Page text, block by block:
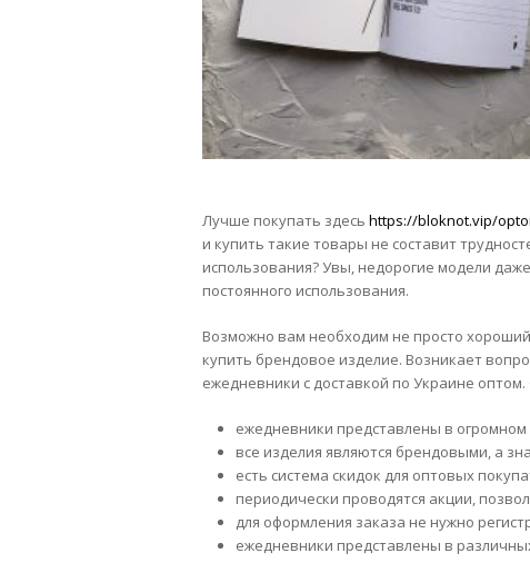
Лучше покупать здесь https://bloknot.vip/
и купить такие товары не составит
использования? Увы, недорогие модели
постоянного использования.
Возможно вам необходим не просто
купить брендовое изделие. Возникает
ежедневники с доставкой по Украине
ежедневники представлены в огромном
все изделия являются брендовыми, а
есть система скидок для оптовых
периодически проводятся акции,
для оформления заказа не нужно
ежедневники представлены в